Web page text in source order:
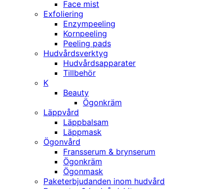
Face mist
Exfoliering
Enzympeeling
Kornpeeling
Peeling pads
Hudvårdsverktyg
Hudvårdsapparater
Tillbehör
K
Beauty
Ögonkräm
Läppvård
Läppbalsam
Läppmask
Ögonvård
Fransserum & brynserum
Ögonkräm
Ögonmask
Paketerbjudanden inom hudvård